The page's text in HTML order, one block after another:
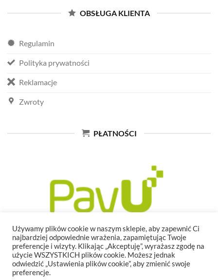
OBSŁUGA KLIENTA
Regulamin
Polityka prywatności
Reklamacje
Zwroty
PŁATNOŚCI
Używamy plików cookie w naszym sklepie, aby zapewnić Ci
najbardziej odpowiednie wrażenia, zapamiętując Twoje
preferencje i wizyty. Klikając „Akceptuję”, wyrażasz zgodę na
użycie WSZYSTKICH plików cookie. Możesz jednak
odwiedzić „Ustawienia plików cookie”, aby zmienić swoje
preferencje.